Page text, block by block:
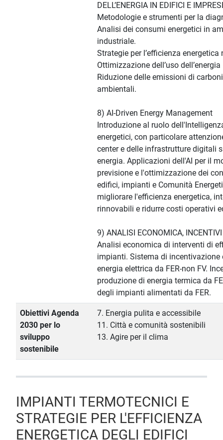
DELL’ENERGIA IN EDIFICI E
Metodologie e strumenti per la
Analisi dei consumi energetici in
industriale.
Strategie per l’efficienza energetica
Ottimizzazione dell’uso
Riduzione delle emissioni di
ambientali.
8) AI-Driven Energy Management
Introduzione al ruolo
energetici, con particolare
center e delle infrastrutture digitali
energia. Applicazioni dell'AI per il
previsione e l'ottimizzazione dei
edifici, impianti e Comunità
migliorare l'efficienza energetica,
rinnovabili e ridurre costi operativi
9) ANALISI ECONOMICA,
Analisi economica di interventi di
impianti. Sistema di incentivazione
energia elettrica da FER-non FV.
produzione di energia termica da
degli impianti alimentati da FER.
Obiettivi Agenda
2030 per lo
sviluppo
sostenibile
7. Energia pulita e accessibile
11. Città e comunità sostenibili
13. Agire per il clima
IMPIANTI TERMOTECNICI E
STRATEGIE PER L'EFFICIENZA
ENERGETICA DEGLI EDIFICI